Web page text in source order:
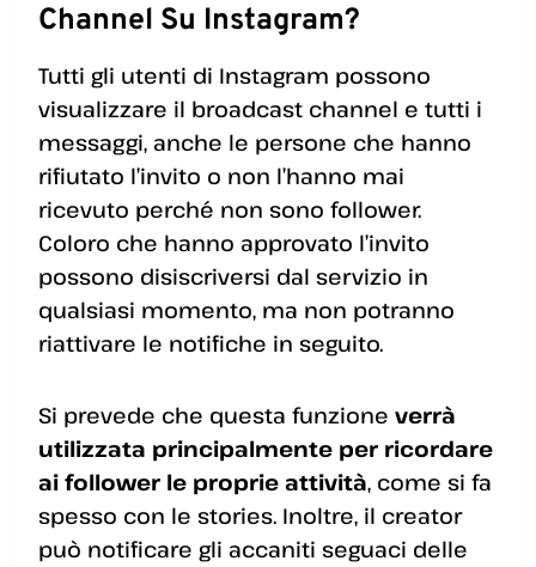
Channel Su Instagram?
Tutti gli utenti di Instagram possono
visualizzare il broadcast channel e tutti i
messaggi, anche le persone che hanno
rifiutato l’invito o non l’hanno mai
ricevuto perché non sono follower.
Coloro che hanno approvato l’invito
possono disiscriversi dal servizio in
qualsiasi momento, ma non potranno
riattivare le notifiche in seguito.
Si prevede che questa funzione verrà
utilizzata principalmente per ricordare
ai follower le proprie attività, come si fa
spesso con le stories. Inoltre, il creator
può notificare gli accaniti seguaci delle